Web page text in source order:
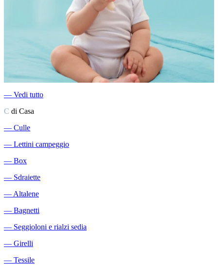
― Vedi tutto
C di Casa
― Culle
― Lettini campeggio
― Box
― Sdraiette
―Altalene
― Bagnetti
― Seggioloni e rialzi sedia
― Girelli
― Tessile